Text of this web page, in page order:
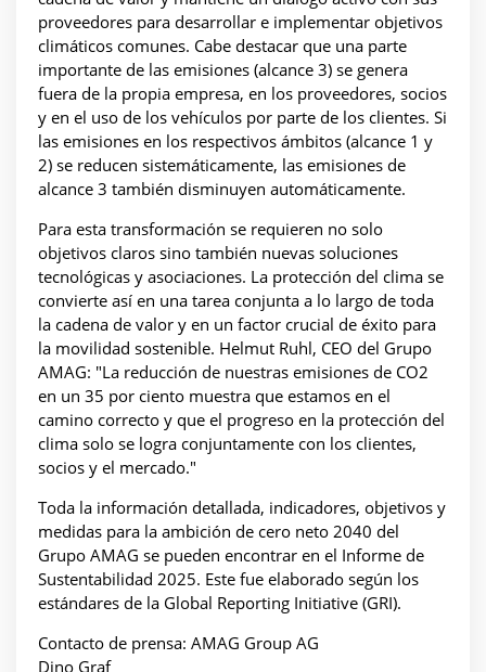
proveedores para desarrollar e implementar objetivos
climáticos comunes. Cabe destacar que una parte
importante de las emisiones (alcance 3) se genera
fuera de la propia empresa, en los proveedores, socios
y en el uso de los vehículos por parte de los clientes. Si
las emisiones en los respectivos ámbitos (alcance 1 y
2) se reducen sistemáticamente, las emisiones de
alcance 3 también disminuyen automáticamente.
Para esta transformación se requieren no solo
objetivos claros sino también nuevas soluciones
tecnológicas y asociaciones. La protección del clima se
convierte así en una tarea conjunta a lo largo de toda
la cadena de valor y en un factor crucial de éxito para
la movilidad sostenible. Helmut Ruhl, CEO del Grupo
AMAG: "La reducción de nuestras emisiones de CO2
en un 35 por ciento muestra que estamos en el
camino correcto y que el progreso en la protección del
clima solo se logra conjuntamente con los clientes,
socios y el mercado."
Toda la información detallada, indicadores, objetivos y
medidas para la ambición de cero neto 2040 del
Grupo AMAG se pueden encontrar en el Informe de
Sustentabilidad 2025. Este fue elaborado según los
estándares de la Global Reporting Initiative (GRI).
Contacto de prensa: AMAG Group AG
Dino Graf